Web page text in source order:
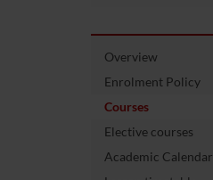
Overview
Enrolment Policy
Courses
Elective courses
Academic Calendar